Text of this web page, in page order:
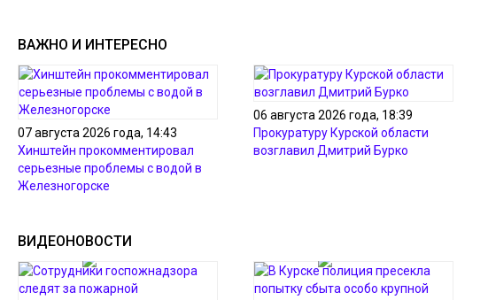
ВАЖНО И ИНТЕРЕСНО
07 августа 2026 года, 14:43
Хинштейн прокомментировал
серьезные проблемы с водой в
Железногорске
06 августа 2026 года, 18:39
Прокуратуру Курской области
возглавил Дмитрий Бурко
ВИДЕОНОВОСТИ